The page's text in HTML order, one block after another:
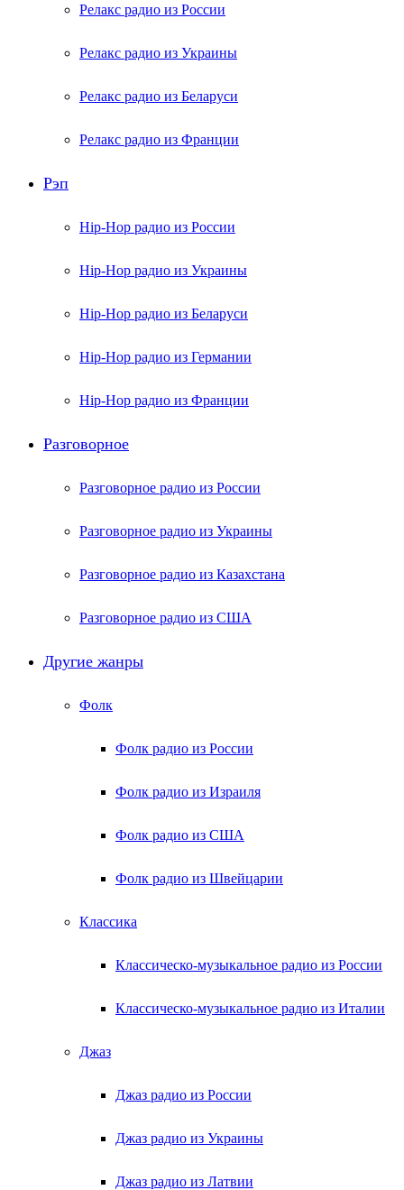
Релакс радио из России
Релакс радио из Украины
Релакс радио из Беларуси
Релакс радио из Франции
Рэп
Hip-Hop радио из России
Hip-Hop радио из Украины
Hip-Hop радио из Беларуси
Hip-Hop радио из Германии
Hip-Hop радио из Франции
Разговорное
Разговорное радио из России
Разговорное радио из Украины
Разговорное радио из Казахстана
Разговорное радио из США
Другие жанры
Фолк
Фолк радио из России
Фолк радио из Израиля
Фолк радио из США
Фолк радио из Швейцарии
Классика
Классическо-музыкальное радио из России
Классическо-музыкальное радио из Италии
Джаз
Джаз радио из России
Джаз радио из Украины
Джаз радио из Латвии